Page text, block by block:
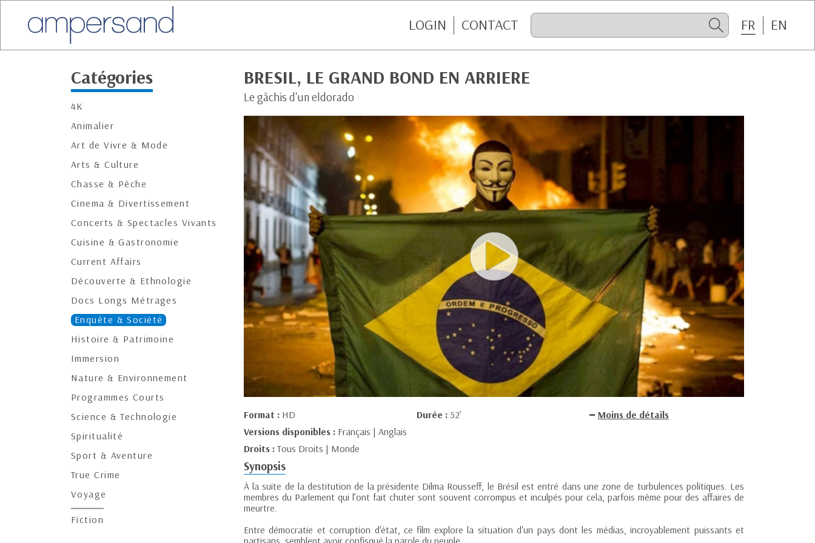
LOGIN CONTACT FR EN
Catégories
4K
Animalier
Art de Vivre & Mode
Arts & Culture
Chasse & Pêche
Cinema & Divertissement
Concerts & Spectacles Vivants
Cuisine & Gastronomie
Current Affairs
Découverte & Ethnologie
Docs Longs Métrages
Enquête & Société
Histoire & Patrimoine
Immersion
Nature & Environnement
Programmes Courts
Science & Technologie
Spiritualité
Sport & Aventure
True Crime
Voyage
Fiction
BRESIL, LE GRAND BOND EN ARRIERE
Le gâchis d'un eldorado
Format : HD Durée : 52’
Moins de détails
Versions disponibles : Français | Anglais
Droits :Tous Droits | Monde
Synopsis
À la suite de la destitution de la présidente Dilma Rousseff, le Brésil est entré dans une zone de turbulences politiques. Les
membres du Parlement qui l’ont fait chuter sont souvent corrompus et inculpés pour cela, parfois même pour des affaires de
meurtre.
Entre démocratie et corruption d'état, ce film explore la situation d'un pays dont les médias, incroyablement puissants et